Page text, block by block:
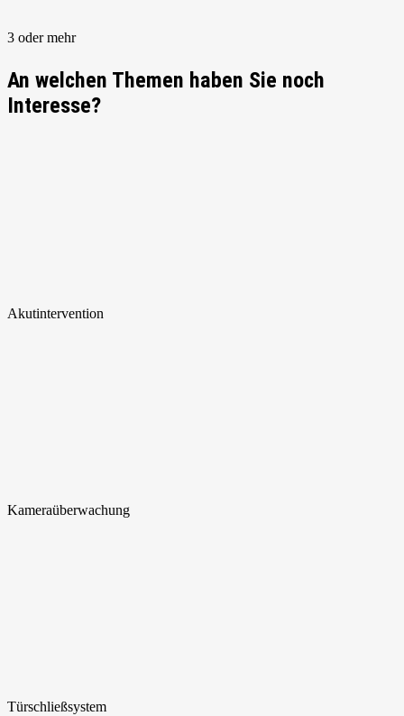
3 oder mehr
An welchen Themen haben Sie noch
Interesse?
Akutintervention
Kameraüberwachung
Türschließsystem